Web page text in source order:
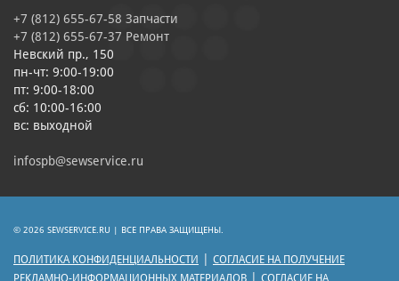
+7 (812) 655-67-58 Запчасти
+7 (812) 655-67-37 Ремонт
Невский пр., 150
пн-чт: 9:00-19:00
пт: 9:00-18:00
сб: 10:00-16:00
вс: выходной
infospb@sewservice.ru
© 2026 SEWSERVICE.RU | ВСЕ ПРАВА ЗАЩИЩЕНЫ.
ПОЛИТИКА КОНФИДЕНЦИАЛЬНОСТИ
СОГЛАСИЕ НА ПОЛУЧЕНИЕ
РЕКЛАМНО-ИНФОРМАЦИОННЫХ МАТЕРИАЛОВ
СОГЛАСИЕ НА